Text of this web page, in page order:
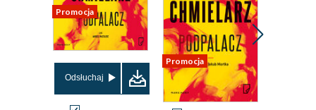
Promocja
Odsłuchaj
Promocja